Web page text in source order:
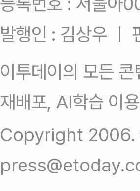
발행인 : 김상우 ㅣ
이투데이의 모든
재배포, AI학습 이
Copyright 2006.